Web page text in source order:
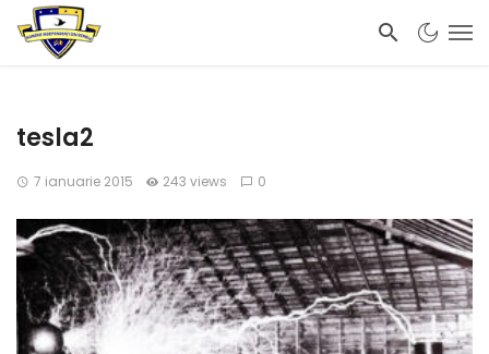
tesla2
7 ianuarie 2015 243 views 0